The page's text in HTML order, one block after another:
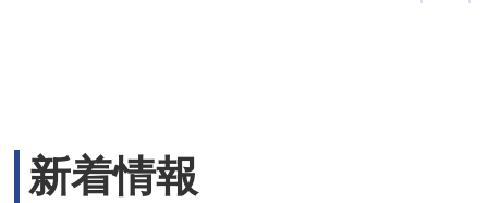
新着情報